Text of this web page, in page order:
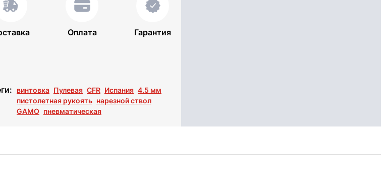
Оплата Гарантия
винтовка Пулевая CFR Испания 4.5 мм
пистолетная рукоять нарезной ствол
GAMO пневматическая